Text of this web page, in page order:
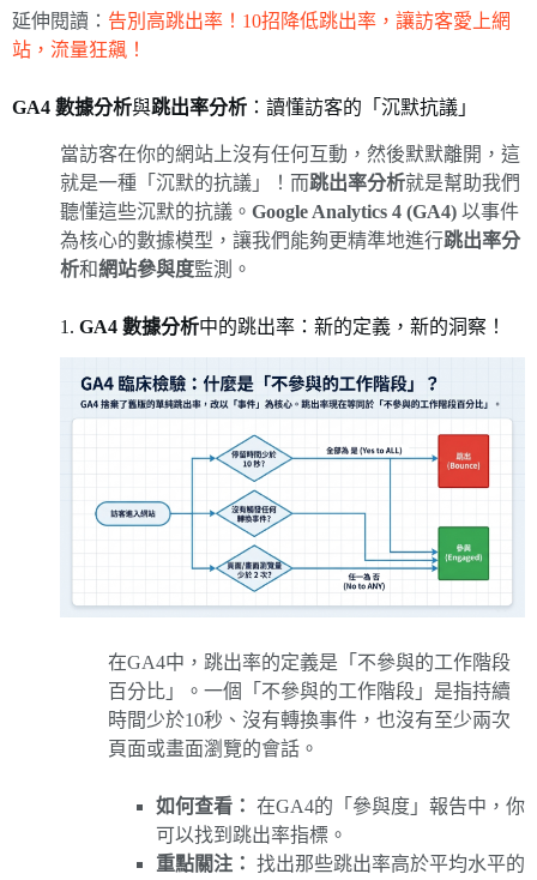
延伸閱讀： 告別高跳出率！10招降低跳出率，讓訪客愛上網
站，流量狂飆！
GA4 數據分析與跳出率分析 ：讀懂訪客的「沉默抗議」
當訪客在你的網站上沒有任何互動，然後默默離開，這
就是一種「沉默的抗議」！而跳出率分析就是幫助我們
聽懂這些沉默的抗議。 Google Analytics 4 (GA4) 以事件
為核心的數據模型，讓我們能夠更精準地進行跳出率分
析和網站參與度監測。
1. GA4 數據分析中的跳出率：新的定義，新的洞察！
在GA4中，跳出率的定義是「不參與的工作階段
百分比」。一個「不參與的工作階段」是指持續
時間少於10秒、沒有轉換事件，也沒有至少兩次
頁面或畫面瀏覽的會話。
如何查看： 在GA4的「參與度」報告中，你
可以找到跳出率指標。
重點關注： 找出那些跳出率高於平均水平的